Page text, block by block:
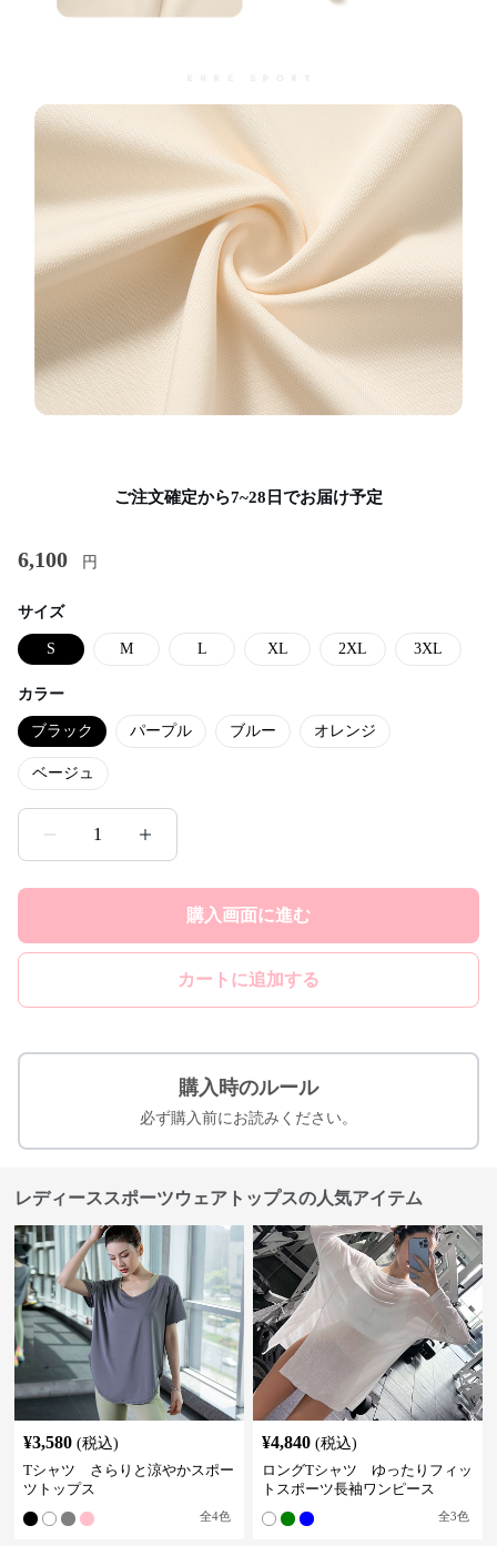
ご注文確定から7~28日でお届け予定
6,100 円
サイズ
S M L XL 2XL 3XL
カラー
ブラック パープル ブルー オレンジ
ベージュ
1
購入画面に進む
カートに追加する
購入時のルール
必ず購入前にお読みください。
レディーススポーツウェアトップスの人気アイテム
¥3,580 (税込)
Tシャツ さらりと涼やかスポー
ツトップス
全4色
¥4,840 (税込)
ロングTシャツ ゆったりフィッ
トスポーツ長袖ワンピース
全3色